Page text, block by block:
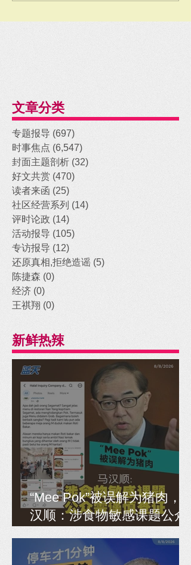
文章分类
专题报导 (697)
时事焦点 (6,547)
封面主题剖析 (32)
好文共赏 (470)
读者来函 (25)
社区经营系列 (14)
评时论政 (14)
活动报导 (105)
专访报导 (12)
还原真相,拒绝造谣 (5)
陈捷森 (0)
经济 (0)
王祺翔 (0)
新鲜热辣
“Mee Pok”被误解为猪肉，马
汉顺：涉食物敏感课题公众